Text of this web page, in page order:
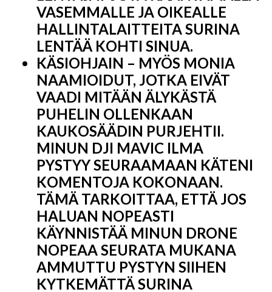
VASEMMALLE JA OIKEALLE
HALLINTALAITTEITA SURINA
LENTÄÄ KOHTI SINUA.
KÄSIOHJAIN – MYÖS MONIA
NAAMIOIDUT, JOTKA EIVÄT
VAADI MITÄÄN ÄLYKÄSTÄ
PUHELIN OLLENKAAN
KAUKOSÄÄDIN PURJEHTII.
MINUN DJI MAVIC ILMA
PYSTYY SEURAAMAAN KÄTENI
KOMENTOJA KOKONAAN.
TÄMÄ TARKOITTAA, ETTÄ JOS
HALUAN NOPEASTI
KÄYNNISTÄÄ MINUN DRONE
NOPEAA SEURATA MUKANA
AMMUTTU PYSTYN SIIHEN
KYTKEMÄTTÄ SURINA